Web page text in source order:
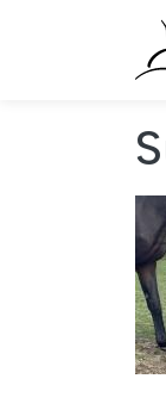
Overslaan en naar de